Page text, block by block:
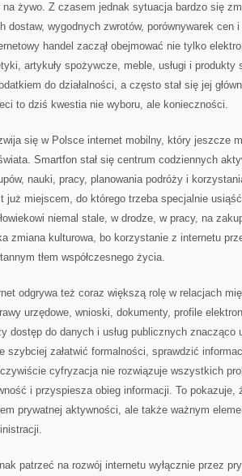
na żywo. Z czasem jednak sytuacja bardzo się
dostaw, wygodnych zwrotów, porównywarek cen
handel zaczął obejmować nie tylko
artykuły spożywcze, meble, usługi i
do działalności, a często stał się jej
to dziś kwestia nie wyboru, ale konieczności.
się w Polsce internet mobilny, który jeszcze
Smartfon stał się centrum codziennych
nauki, pracy, planowania podróży i
już miejscem, do którego trzeba specjalnie
niemal stale, w drodze, w pracy, na
zmiana kulturowa, bo korzystanie z internetu
tłem współczesnego życia.
odgrywa też coraz większą rolę w relacjach
urzędowe, wnioski, dokumenty, profile
dostęp do danych i usług publicznych znacząco
szybciej załatwić formalności, sprawdzić
cyfryzacja nie rozwiązuje wszystkich
i przyspiesza obieg informacji. To pokazuje,
prywatnej aktywności, ale także ważnym
patrzeć na rozwój internetu wyłącznie przez